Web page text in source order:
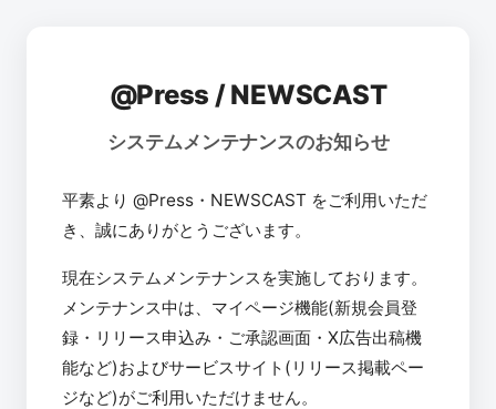
@Press / NEWSCAST
システムメンテナンスのお知らせ
平素より @Press・NEWSCAST をご利用いただ
き、誠にありがとうございます。
現在システムメンテナンスを実施しております。
メンテナンス中は、マイページ機能(新規会員登
録・リリース申込み・ご承認画面・X広告出稿機
能など)およびサービスサイト(リリース掲載ペー
ジなど)がご利用いただけません。